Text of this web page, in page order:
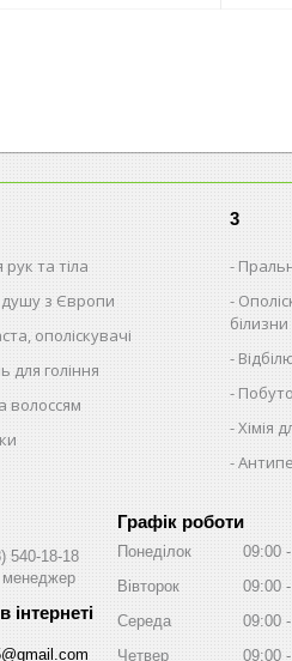
та тіла
душу з Європи
ополіскувачі
для гоління
волоссям
3
білизни
Хімія
540-18-18
менеджер
Графік роботи
Понеділок 09:00
Вівторок
09:00
Середа
09:00
Четвер
09:00